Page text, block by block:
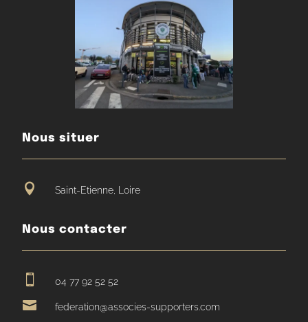
Nous situer
 Saint-Etienne, Loire
Nous contacter
 04 77 92 52 52
 federation@associes-supporters.com